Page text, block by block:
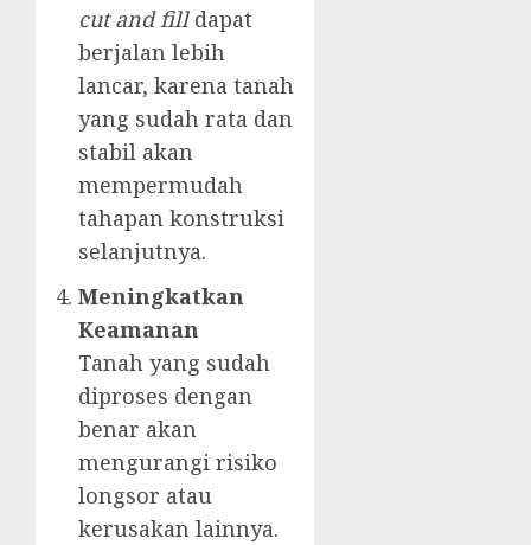
cut and filldapat
berjalan lebih
lancar, karena tanah
yang sudah rata dan
stabil akan
mempermudah
tahapan konstruksi
selanjutnya.
Meningkatkan
Keamanan
Tanah yang sudah
diproses dengan
benar akan
mengurangi risiko
longsor atau
kerusakan lainnya.